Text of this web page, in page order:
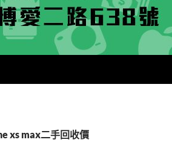
xs max二手回收價